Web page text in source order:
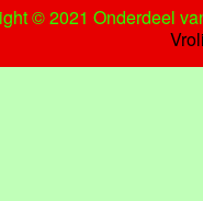
© 2021 Onderdeel